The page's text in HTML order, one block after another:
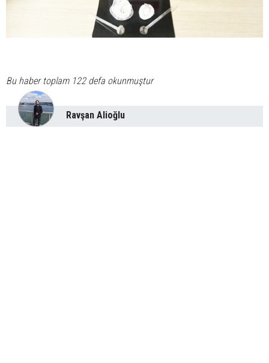
Bu haber toplam 122 defa okunmuştur
Ravşan Alioğlu